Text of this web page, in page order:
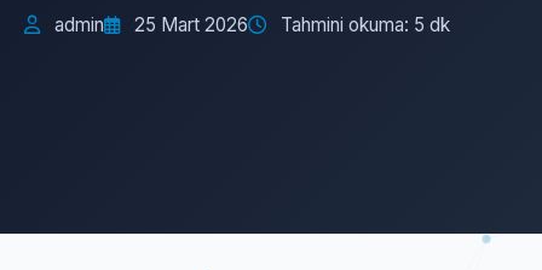
admin 25 Mart 2026 Tahmini okuma: 5 dk